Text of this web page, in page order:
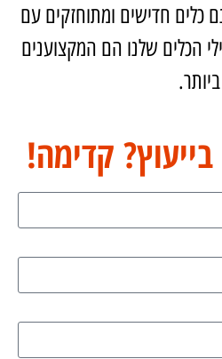
כלים חדישים ומתוחזקים עם
הכלים שלנו הם המקצוענים
ביותר.
קדימה!